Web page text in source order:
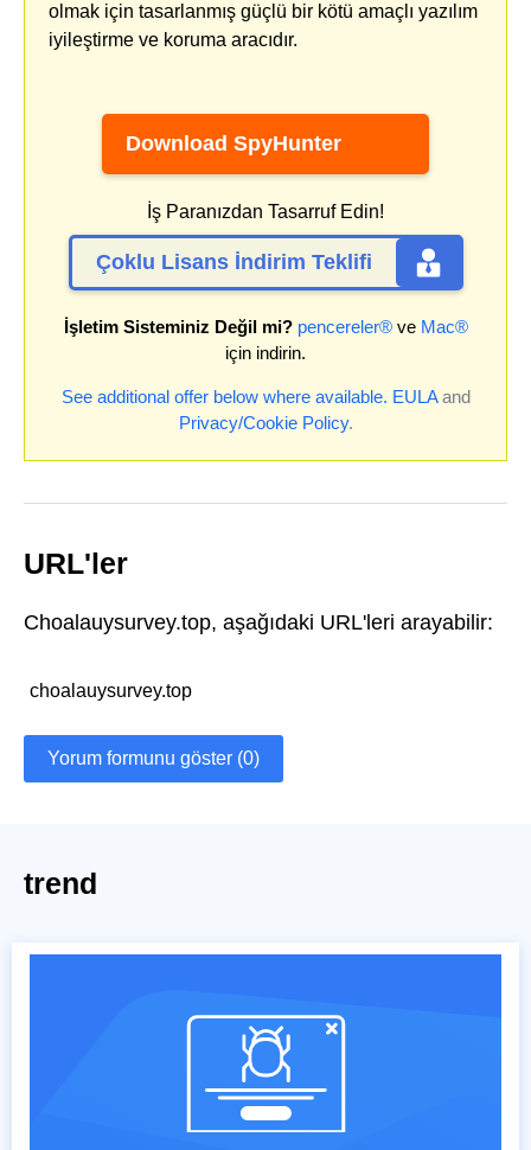
olmak için tasarlanmış güçlü bir kötü amaçlı yazılım
iyileştirme ve koruma aracıdır.
Download SpyHunter
İş Paranızdan Tasarruf Edin!
Çoklu Lisans İndirim Teklifi
İşletim Sisteminiz Değil mi? pencereler®ve Mac®
için indirin.
See additional offer below where available. EULAand
Privacy/Cookie Policy.
URL'ler
Choalauysurvey.top, aşağıdaki URL'leri arayabilir:
choalauysurvey.top
Yorum formunu göster (0)
trend